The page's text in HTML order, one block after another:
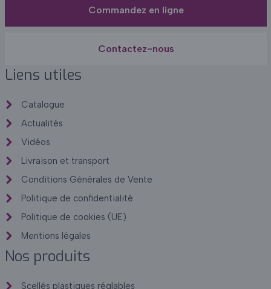
Commandez en ligne
Contactez-nous
Liens utiles
Catalogue
Actualités
Vidéos
Livraison et transport
Conditions Générales de Vente
Politique de confidentialité
Politique de cookies (UE)
Mentions légales
Nos produits
Scellés plastiques réglables